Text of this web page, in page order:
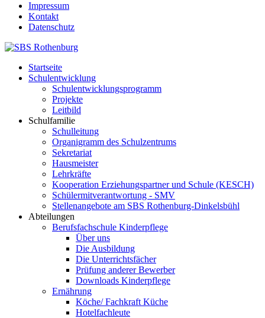
Impressum
Kontakt
Datenschutz
Startseite
Schulentwicklung
Schulentwicklungsprogramm
Projekte
Leitbild
Schulfamilie
Schulleitung
Organigramm des Schulzentrums
Sekretariat
Hausmeister
Lehrkräfte
Kooperation Erziehungspartner und Schule (KESCH)
Schülermitverantwortung - SMV
Stellenangebote am SBS Rothenburg-Dinkelsbühl
Abteilungen
Berufsfachschule Kinderpflege
Über uns
Die Ausbildung
Die Unterrichtsfächer
Prüfung anderer Bewerber
Downloads Kinderpflege
Ernährung
Köche/ Fachkraft Küche
Hotelfachleute